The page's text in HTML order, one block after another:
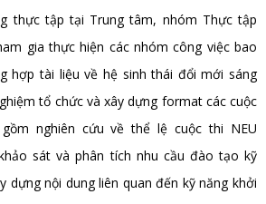
thực tập tại Trung tâm, nhóm Thực tập
gia thực hiện các nhóm công việc bao
hợp tài liệu về hệ sinh thái đổi mới sáng
tổ chức và xây dựng format các cuộc
nghiên cứu về thể lệ cuộc thi NEU
sát và phân tích nhu cầu đào tạo kỹ
dựng nội dung liên quan đến kỹ năng khởi